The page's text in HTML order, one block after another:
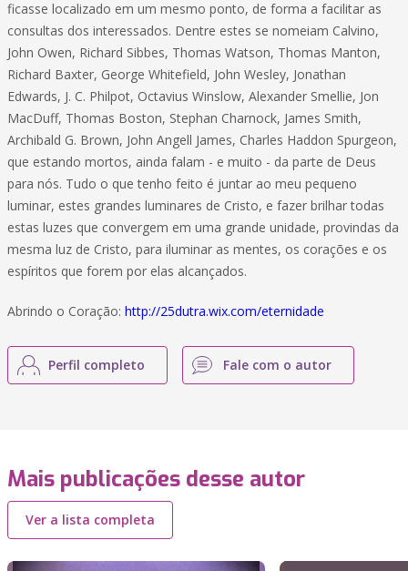
ficasse localizado em um mesmo ponto, de forma a facilitar as
consultas dos interessados. Dentre estes se nomeiam Calvino,
John Owen, Richard Sibbes, Thomas Watson, Thomas Manton,
Richard Baxter, George Whitefield, John Wesley, Jonathan
Edwards, J. C. Philpot, Octavius Winslow, Alexander Smellie, Jon
MacDuff, Thomas Boston, Stephan Charnock, James Smith,
Archibald G. Brown, John Angell James, Charles Haddon Spurgeon,
que estando mortos, ainda falam - e muito - da parte de Deus
para nós. Tudo o que tenho feito é juntar ao meu pequeno
luminar, estes grandes luminares de Cristo, e fazer brilhar todas
estas luzes que convergem em uma grande unidade, provindas da
mesma luz de Cristo, para iluminar as mentes, os corações e os
espíritos que forem por elas alcançados.
Abrindo o Coração: http://25dutra.wix.com/eternidade
Perfil completo Fale com o autor
Mais publicações desse autor
Ver a lista completa